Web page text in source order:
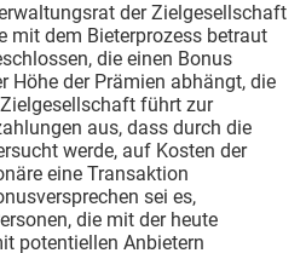
der Zielgesellschaft
mit dem Bieterprozess betraut
die einen Bonus
Höhe der Prämien abhängt, die
führt zur
aus, dass durch die
werde, auf Kosten der
eine Transaktion
sei es,
die mit der heute
potentiellen Anbietern